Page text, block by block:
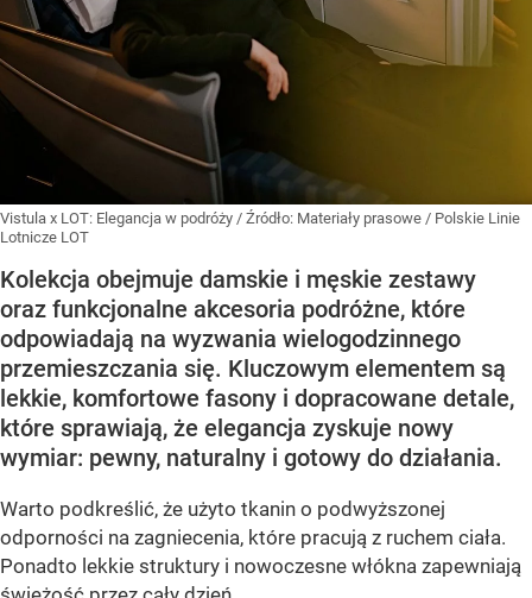
Vistula x LOT: Elegancja w podróży / Źródło: Materiały prasowe / Polskie Linie
Lotnicze LOT
Kolekcja obejmuje damskie i męskie zestawy
oraz funkcjonalne akcesoria podróżne, które
odpowiadają na wyzwania wielogodzinnego
przemieszczania się. Kluczowym elementem są
lekkie, komfortowe fasony i dopracowane detale,
które sprawiają, że elegancja zyskuje nowy
wymiar: pewny, naturalny i gotowy do działania.
Warto podkreślić, że użyto tkanin o podwyższonej
odporności na zagniecenia, które pracują z ruchem ciała.
Ponadto lekkie struktury i nowoczesne włókna zapewniają